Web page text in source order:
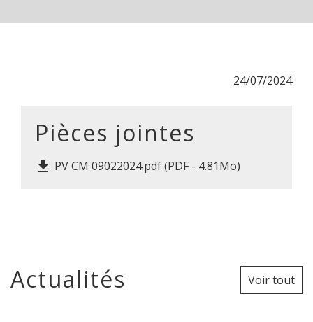
24/07/2024
Pièces jointes
file_download PV CM 09022024.pdf (PDF - 4.81Mo)
Actualités Voir tout